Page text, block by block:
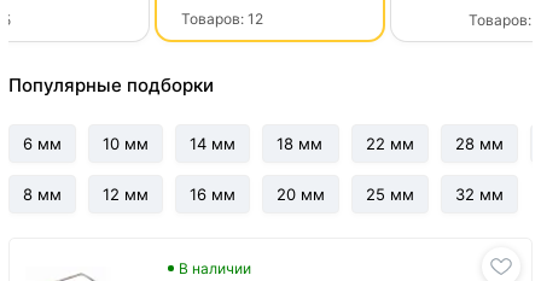
5 Товаров: 12 Товаров:
Популярные подборки
6 мм
8 мм
10 мм
12 мм
14 мм
16 мм
18 мм
20 мм
22 мм
25 мм
28 мм
32 мм
В наличии